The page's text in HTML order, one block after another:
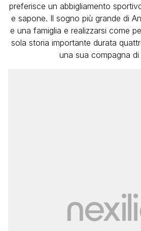
preferisce un abbigliamento
e sapone. Il sogno più grande di
e una famiglia e realizzarsi come
sola storia importante durata
una sua compagna di